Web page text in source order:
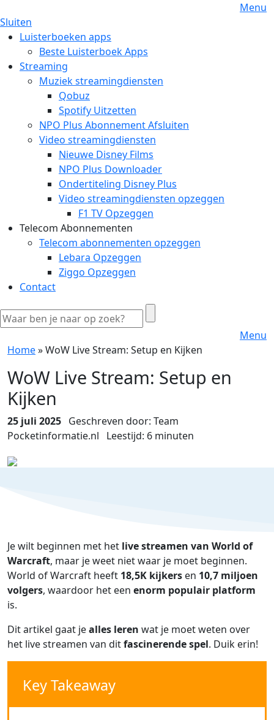
Menu
Sluiten
Luisterboeken apps
Beste Luisterboek Apps
Streaming
Muziek streamingdiensten
Qobuz
Spotify Uitzetten
NPO Plus Abonnement Afsluiten
Video streamingdiensten
Nieuwe Disney Films
NPO Plus Downloader
Ondertiteling Disney Plus
Video streamingdiensten opzeggen
F1 TV Opzeggen
Telecom Abonnementen
Telecom abonnementen opzeggen
Lebara Opzeggen
Ziggo Opzeggen
Contact
Menu
Home»WoW Live Stream: Setup en Kijken
WoW Live Stream: Setup en
Kijken
25 juli 2025 Geschreven door: Team
Pocketinformatie.nl Leestijd: 6 minuten
Je wilt beginnen met het live streamen van World of
Warcraft, maar je weet niet waar je moet beginnen.
World of Warcraft heeft 18,5K kijkers en 10,7 miljoen
volgers, waardoor het een enorm populair platform
is.
Dit artikel gaat jealles leren wat je moet weten over
het live streamen van ditfascinerende spel. Duik erin!
Key Takeaway